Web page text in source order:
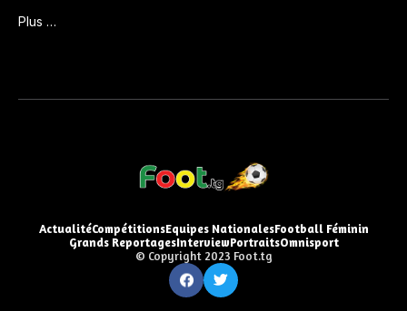
Plus …
ActualitéCompétitionsEquipes NationalesFootball Féminin
Grands ReportagesInterviewPortraitsOmnisport
© Copyright 2023 Foot.tg